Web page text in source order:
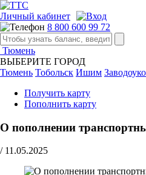
Личный кабинет
8 800 600 99 72
Тюмень
ВЫБЕРИТЕ ГОРОД
Тюмень Тобольск Ишим
Получить карту
Пополнить карту
О пополнении
/ 11.05.2025